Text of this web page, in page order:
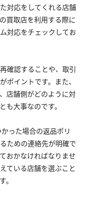
対応をしてくれる店舗
買取店を利用する際に
対応をチェックしてお
確認することや、取引
ポイントです。また、
店舗側がどのように対
も大事なのです。
った場合の返品ポリ
ための連絡先が明確で
おかなければなりませ
ている店舗を選ぶこと
。